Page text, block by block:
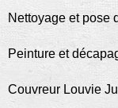
Nettoyage et pose
Peinture et
Couvreur Louvie